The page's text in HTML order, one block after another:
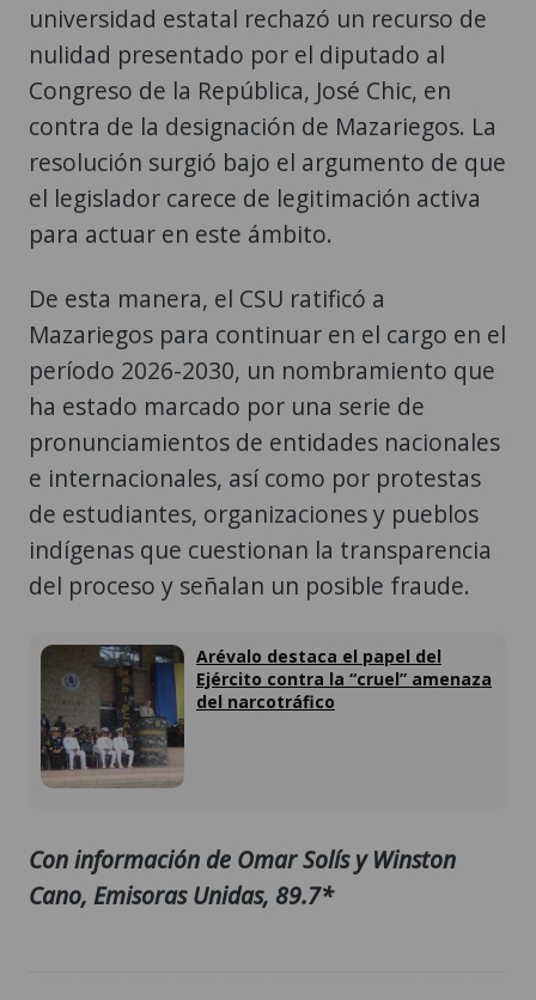
universidad estatal rechazó un recurso de
nulidad presentado por el diputado al
Congreso de la República, José Chic, en
contra de la designación de Mazariegos. La
resolución surgió bajo el argumento de que
el legislador carece de legitimación activa
para actuar en este ámbito.
De esta manera, el CSU ratificó a
Mazariegos para continuar en el cargo en el
período 2026-2030, un nombramiento que
ha estado marcado por una serie de
pronunciamientos de entidades nacionales
e internacionales, así como por protestas
de estudiantes, organizaciones y pueblos
indígenas que cuestionan la transparencia
del proceso y señalan un posible fraude.
Arévalo destaca el papel del
Ejército contra la “cruel” amenaza
del narcotráfico
Con información de Omar Solís y Winston
Cano, Emisoras Unidas, 89.7*